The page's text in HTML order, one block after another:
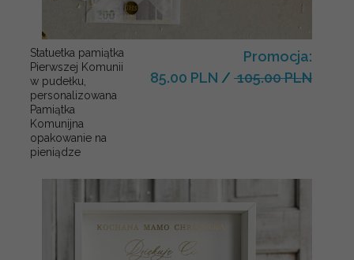
Statuetka pamiątka
Pierwszej Komunii
w pudełku,
personalizowana
Pamiątka
Komunijna
opakowanie na
pieniądze
Promocja:
85.00 PLN / 105.00 PLN